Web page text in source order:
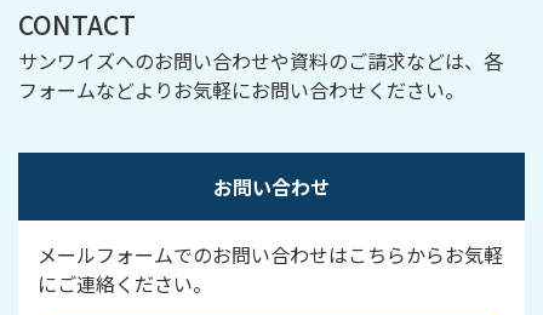
CONTACT
サンワイズへのお問い合わせや資料のご請求などは、各
フォームなどよりお気軽にお問い合わせください。
お問い合わせ
メールフォームでのお問い合わせはこちらからお気軽
にご連絡ください。